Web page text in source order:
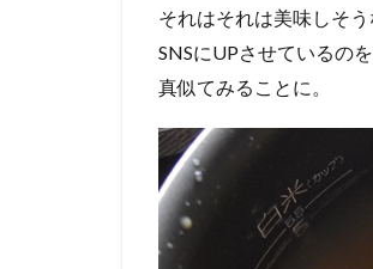
それはそれは美味しそ
SNSにUPさせているのを
真似てみることに。